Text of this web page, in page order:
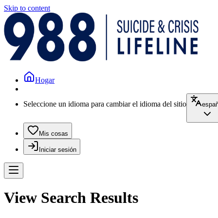
Skip to content
Hogar
Seleccione un idioma para cambiar el idioma del sitio
Mis cosas
Iniciar sesión
View Search Results